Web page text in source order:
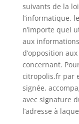
suivants de la
l’informatique,
n’importe quel
aux
d’opposition
concernant.
citropolis.fr par
signée,
avec signature
l’adresse à